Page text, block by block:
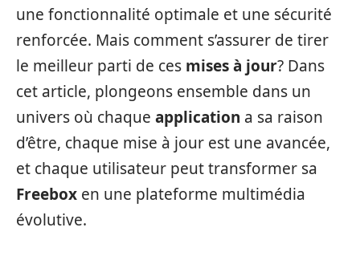
une fonctionnalité optimale et une sécurité
renforcée. Mais comment s’assurer de tirer
le meilleur parti de ces mises à jour? Dans
cet article, plongeons ensemble dans un
univers où chaque application a sa raison
d’être, chaque mise à jour est une avancée,
et chaque utilisateur peut transformer sa
Freebox en une plateforme multimédia
évolutive.